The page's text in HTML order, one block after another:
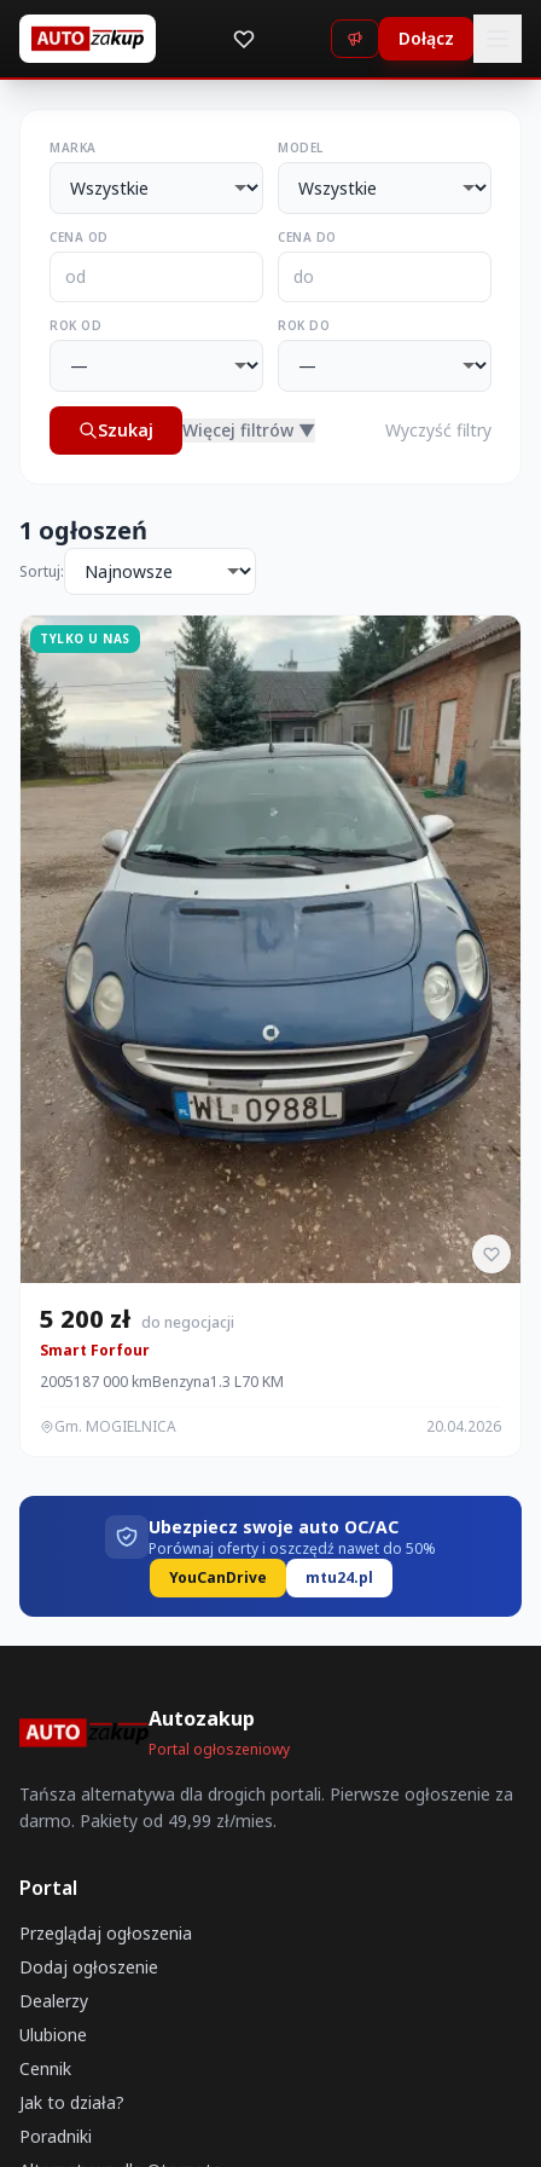
Dołącz
MARKA MODEL
CENA OD CENA DO
ROK OD ROK DO
Szukaj Więcej filtrów ▼ Wyczyść filtry
1 ogłoszeń
Sortuj:
TYLKO U NAS
5 200 zł do negocjacji
Smart Forfour
2005187 000 kmBenzyna1.3 L70 KM
Gm. MOGIELNICA 20.04.2026
Ubezpiecz swoje auto OC/AC
Porównaj oferty i oszczędź nawet do 50%
YouCanDrive
mtu24.pl
Autozakup
Portal ogłoszeniowy
Tańsza alternatywa dla drogich portali. Pierwsze ogłoszenie za
darmo. Pakiety od 49,99 zł/mies.
Portal
Przeglądaj ogłoszenia
Dodaj ogłoszenie
Dealerzy
Ulubione
Cennik
Jak to działa?
Poradniki